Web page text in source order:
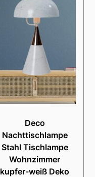
Deco
Nachttischlampe
Stahl Tischlampe
Wohnzimmer
kupfer-weiß Deko